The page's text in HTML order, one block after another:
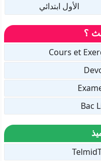
الأول ابتدائي
؟